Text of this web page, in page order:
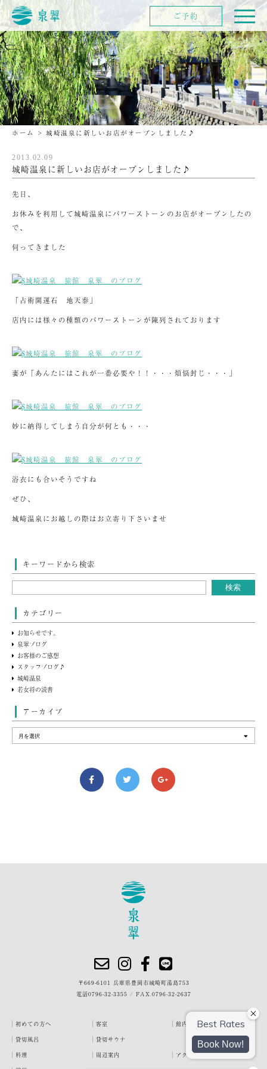
ホーム > 城崎温泉に新しいお店がオープンしました♪
2013.02.09
城崎温泉に新しいお店がオープンしました♪
先日、
お休みを利用して城崎温泉にパワーストーンのお店がオープンしたの
で、
伺ってきました
「占術開運石 地天泰」
店内には様々の種類のパワーストーンが陳列されております
妻が「あんたにはこれが一番必要や！！・・・煩悩封じ・・・」
妙に納得してしまう自分が何とも・・・
浴衣にも合いそうですね
ぜひ、
城崎温泉にお越しの際はお立寄り下さいませ
キーワードから検索
カテゴリー
お知らせです。
泉翠ブログ
お客様のご感想
スタッフブログ♪
城崎温泉
若女将の読書
アーカイブ
ご予約
〒669-6101 兵庫県豊岡市城崎町湯島753
電話0796-32-3355 / FAX.0796-32-2637
初めての方へ 客室
館内・施設
貸切風呂
貸切サウナ
料理
周辺案内
アクセス